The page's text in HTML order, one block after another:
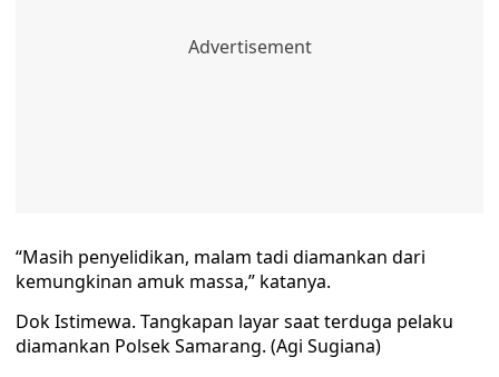
“Masih penyelidikan, malam tadi diamankan dari
kemungkinan amuk massa,” katanya.
Dok Istimewa. Tangkapan layar saat terduga pelaku
diamankan Polsek Samarang. (Agi Sugiana)